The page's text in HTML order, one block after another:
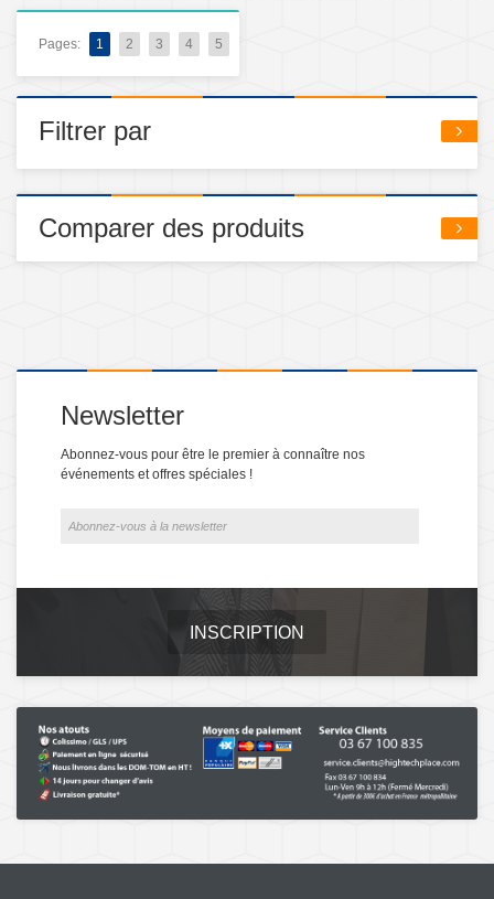
Pages: 1 2 3 4 5
Filtrer par
Comparer des produits
Newsletter
Abonnez-vous pour être le premier à connaître nos
événements et offres spéciales !
INSCRIPTION